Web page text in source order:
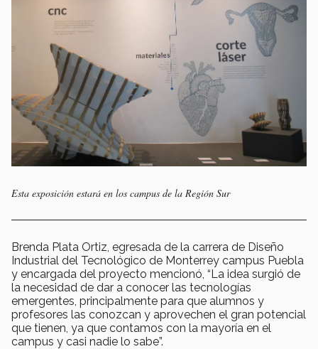
Esta exposición estará en los campus de la Región Sur
Brenda Plata Ortiz, egresada de la carrera de Diseño
Industrial del Tecnológico de Monterrey campus Puebla
y encargada del proyecto mencionó, “La idea surgió de
la necesidad de dar a conocer las tecnologías
emergentes, principalmente para que alumnos y
profesores las conozcan y aprovechen el gran potencial
que tienen, ya que contamos con la mayoría en el
campus y casi nadie lo sabe”.